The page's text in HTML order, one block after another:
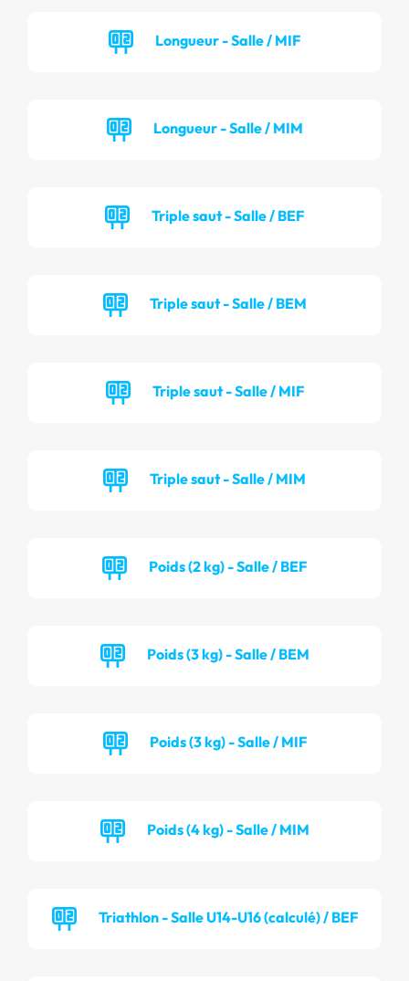
Longueur - Salle / MIF
Longueur - Salle / MIM
Triple saut - Salle / BEF
Triple saut - Salle / BEM
Triple saut - Salle / MIF
Triple saut - Salle / MIM
Poids (2 kg) - Salle / BEF
Poids (3 kg) - Salle / BEM
Poids (3 kg) - Salle / MIF
Poids (4 kg) - Salle / MIM
Triathlon - Salle U14-U16 (calculé) / BEF